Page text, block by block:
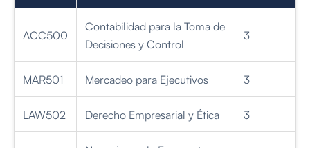
ACC500
Contabilidad para la Toma de
Decisiones y Control
3
MAR501 Mercadeo para Ejecutivos 3
LAW502 Derecho Empresarial y Ética 3